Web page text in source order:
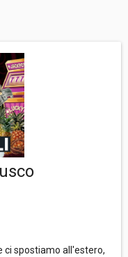
ci spostiamo all'estero,